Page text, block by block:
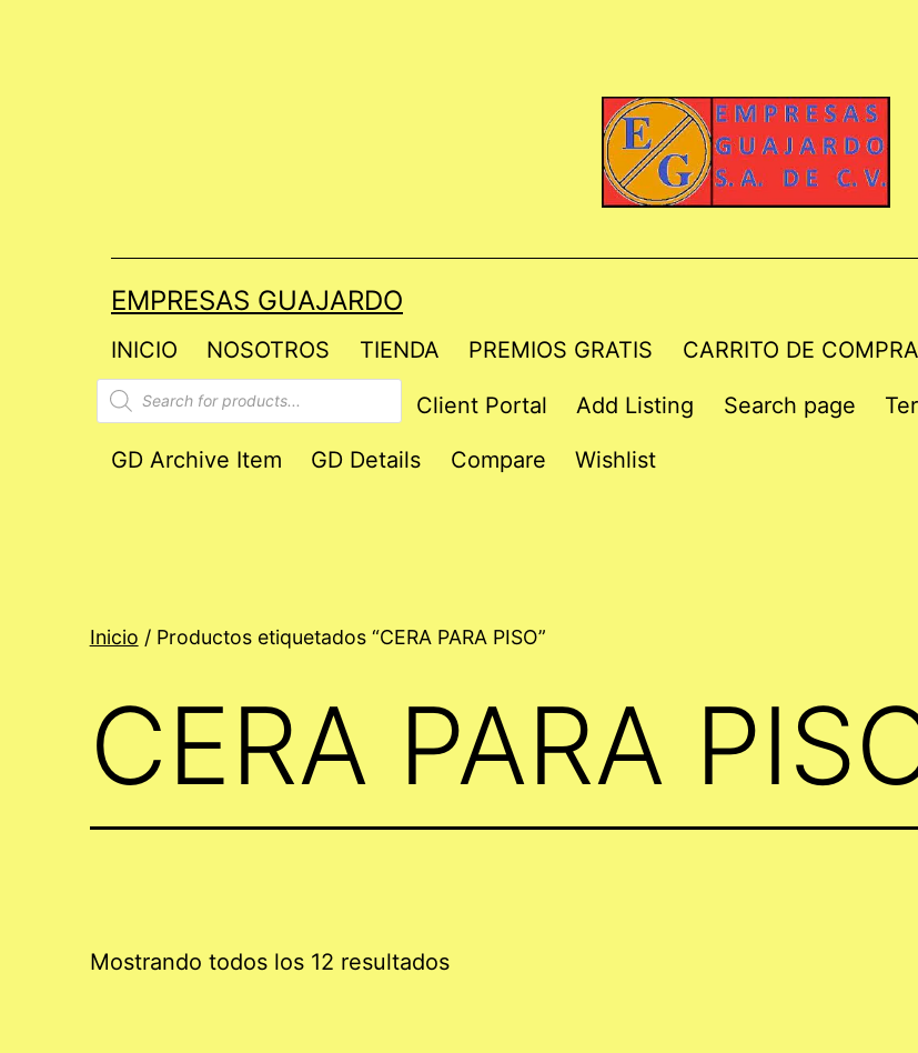
EMPRESAS GUAJARDO
INICIO NOSOTROS TIENDA PREMIOS GRATIS CARRITO DE
Products
search
Client Portal Add Listing Search page
GD Archive Item GD Details Compare Wishlist
Inicio / Productos etiquetados “CERA PARA PISO”
CERA PARA
Mostrando todos los 12 resultados